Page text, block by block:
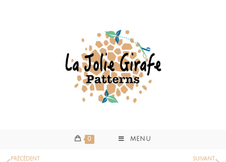
0 MENU
PRÉCÉDENT SUIVANT